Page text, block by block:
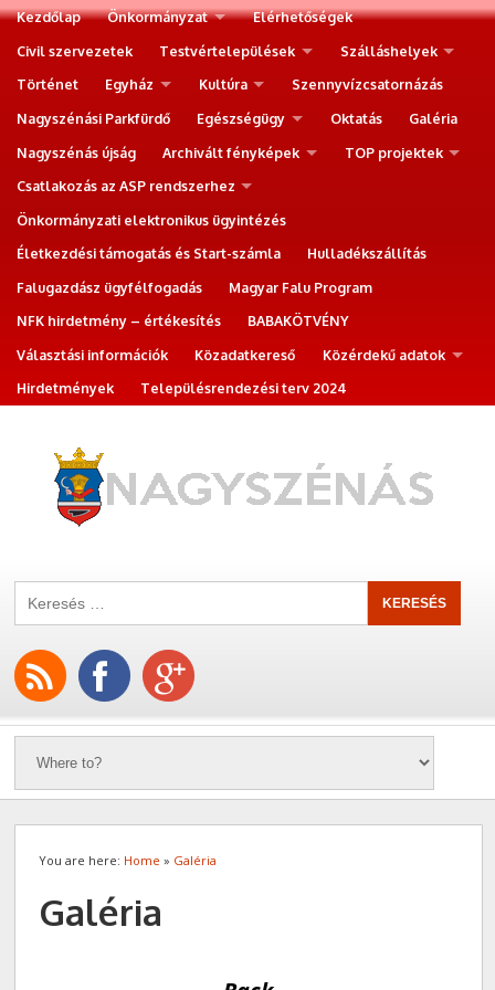
Kezdőlap Önkormányzat
Elérhetőségek
Civil szervezetek
Testvértelepülések
Szálláshelyek
Történet
Egyház Kultúra
Szennyvízcsatornázás
Nagyszénási Parkfürdő
Egészségügy Oktatás
Galéria
Nagyszénás újság
Archivált fényképek
TOP projektek
Csatlakozás az ASP rendszerhez
Önkormányzati elektronikus ügyintézés
Életkezdési támogatás és Start-számla
Hulladékszállítás
Falugazdász ügyfélfogadás
Magyar Falu Program
NFK hirdetmény – értékesítés
BABAKÖTVÉNY
Választási információk
Közadatkereső
Közérdekű adatok
Hirdetmények
Településrendezési terv 2024
You are here: Home » Galéria
Galéria